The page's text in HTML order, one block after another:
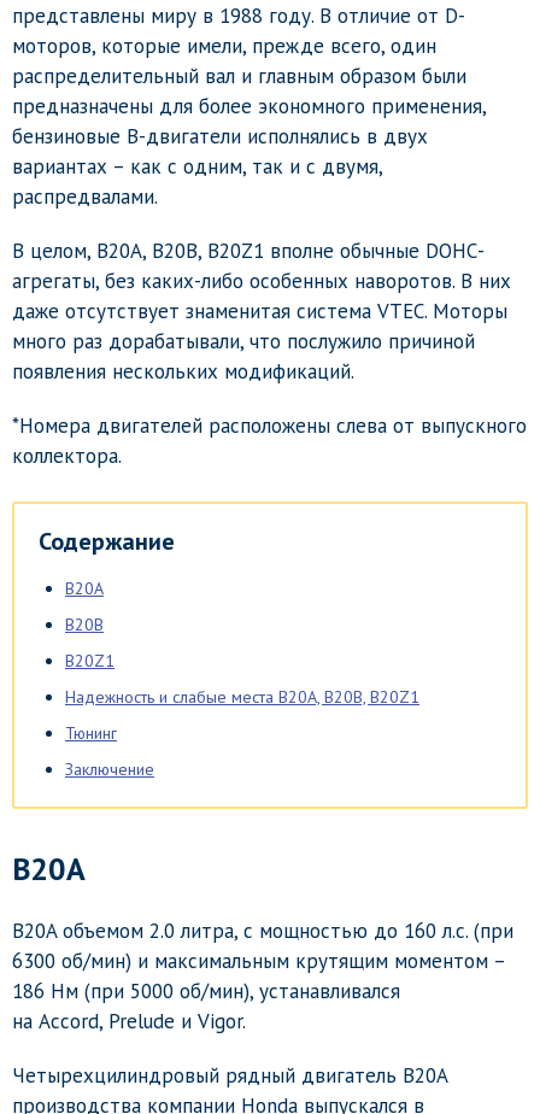
представлены миру в 1988 году. В отличие от D-
моторов, которые имели, прежде всего, один
распределительный вал и главным образом были
предназначены для более экономного применения,
бензиновые B-двигатели исполнялись в двух
вариантах – как с одним, так и с двумя,
распредвалами.
В целом, B20A, B20B, B20Z1 вполне обычные DOНС-
агрегаты, без каких-либо особенных наворотов. В них
даже отсутствует знаменитая система VTEC. Моторы
много раз дорабатывали, что послужило причиной
появления нескольких модификаций.
*Номера двигателей расположены слева от выпускного
коллектора.
Содержание
B20A
B20B
B20Z1
Надежность и слабые места B20A, B20B, B20Z1
Тюнинг
Заключение
B20A
B20A объемом 2.0 литра, с мощностью до 160 л.с. (при
6300 об/мин) и максимальным крутящим моментом –
186 Нм (при 5000 об/мин), устанавливался
на Accord, Prelude и Vigor.
Четырехцилиндровый рядный двигатель B20A
производства компании Honda выпускался в